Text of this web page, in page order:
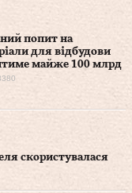
попит на
для відбудови
майже 100 млрд
скористувалася